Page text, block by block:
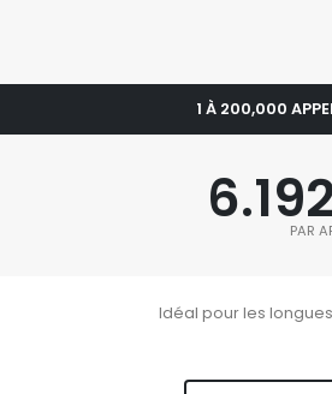
1 À 200,000
PAR
Idéal pour les